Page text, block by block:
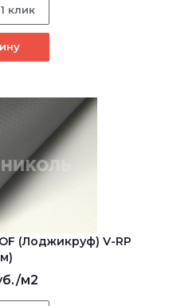
клик
(Лоджикруф) V-RP
/м2